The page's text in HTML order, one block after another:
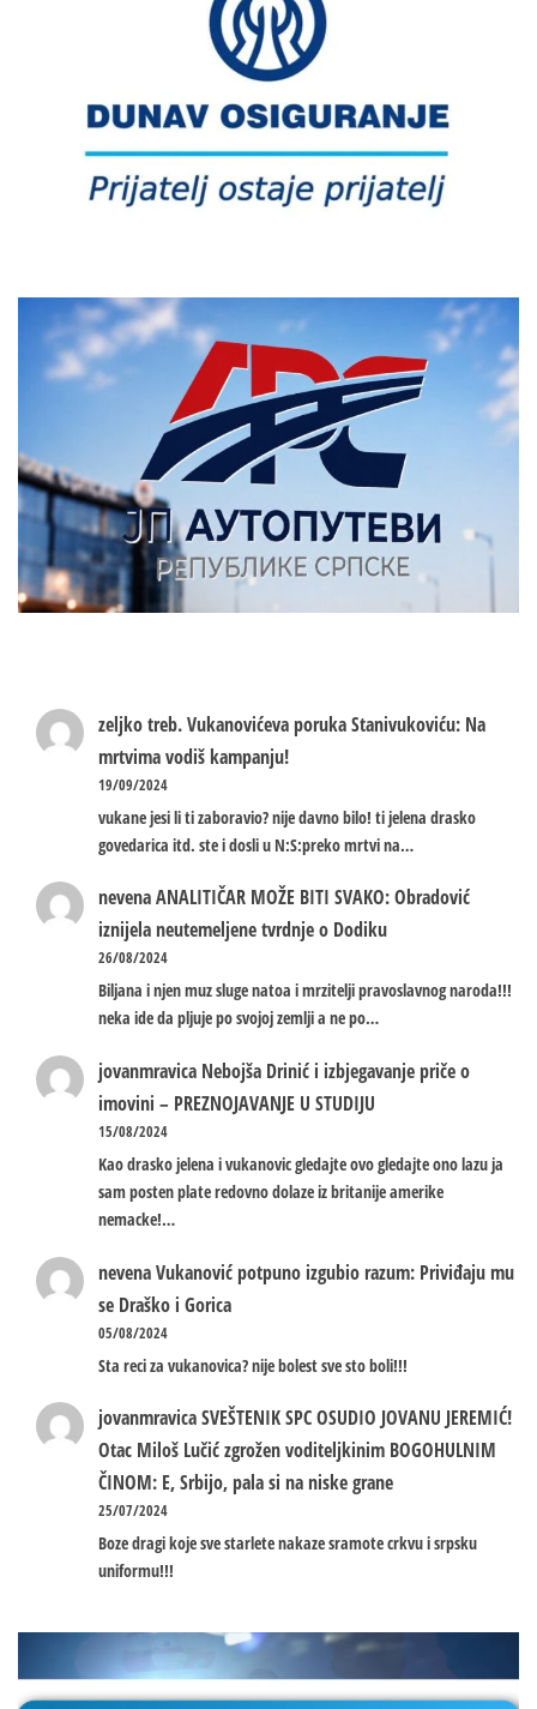
zeljko treb.Vukanovićeva poruka Stanivukoviću: Na
mrtvima vodiš kampanju!
19/09/2024
vukane jesi li ti zaboravio? nije davno bilo! ti jelena drasko
govedarica itd. ste i dosli u N:S:preko mrtvi na…
nevenaANALITIČAR MOŽE BITI SVAKO: Obradović
iznijela neutemeljene tvrdnje o Dodiku
26/08/2024
Biljana i njen muz sluge natoa i mrzitelji pravoslavnog naroda!!!
neka ide da pljuje po svojoj zemlji a ne po…
jovanmravica Nebojša Drinić i izbjegavanje priče o
imovini – PREZNOJAVANJE U STUDIJU
15/08/2024
Kao drasko jelena i vukanovic gledajte ovo gledajte ono lazu ja
sam posten plate redovno dolaze iz britanije amerike
nemacke!…
nevenaVukanović potpuno izgubio razum: Priviđaju mu
se Draško i Gorica
05/08/2024
Sta reci za vukanovica? nije bolest sve sto boli!!!
jovanmravicaSVEŠTENIK SPC OSUDIO JOVANU JEREMIĆ!
Otac Miloš Lučić zgrožen voditeljkinim BOGOHULNIM
ČINOM: E, Srbijo, pala si na niske grane
25/07/2024
Boze dragi koje sve starlete nakaze sramote crkvu i srpsku
uniformu!!!